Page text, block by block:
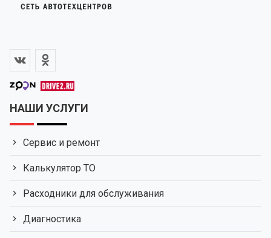
НАШИ УСЛУГИ
Сервис и ремонт
Калькулятор ТО
Расходники для обслуживания
Диагностика